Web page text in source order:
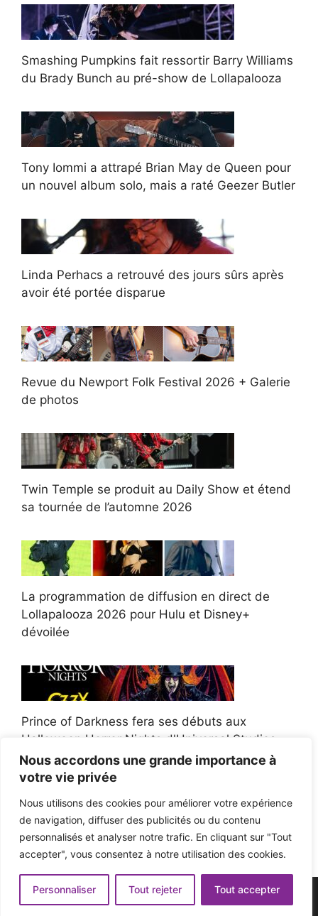
Nous accordons une grande importance à
votre vie privée
Nous utilisons des cookies pour améliorer votre expérience
de navigation, diffuser des publicités ou du contenu
personnalisés et analyser notre trafic. En cliquant sur "Tout
accepter", vous consentez à notre utilisation des cookies.
Personnaliser Tout rejeter Tout accepter
Smashing Pumpkins fait ressortir Barry Williams
du Brady Bunch au pré-show de Lollapalooza
Tony Iommi a attrapé Brian May de Queen pour
un nouvel album solo, mais a raté Geezer Butler
Linda Perhacs a retrouvé des jours sûrs après
avoir été portée disparue
Revue du Newport Folk Festival 2026 + Galerie
de photos
Twin Temple se produit au Daily Show et étend
sa tournée de l’automne 2026
La programmation de diffusion en direct de
Lollapalooza 2026 pour Hulu et Disney+
dévoilée
Prince of Darkness fera ses débuts aux
Halloween Horror Nights d'Universal Studios
Afroman poursuit un policier de l'Ohio après la
victoire du jury en diffamation
© 2026 - Pop'n Music -